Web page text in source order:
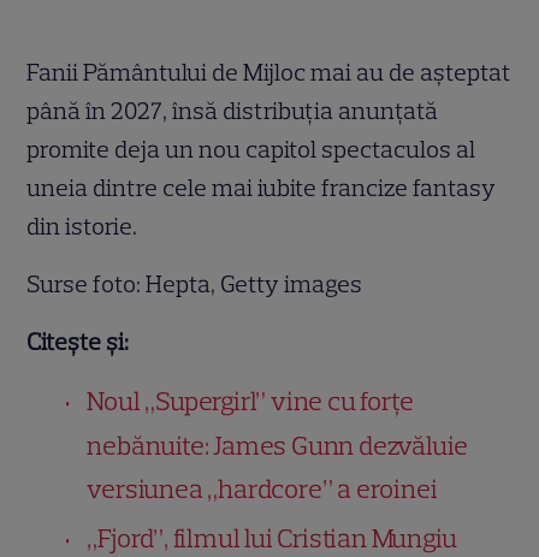
Fanii Pământului de Mijloc mai au de așteptat
până în 2027, însă distribuția anunțată
promite deja un nou capitol spectaculos al
uneia dintre cele mai iubite francize fantasy
din istorie.
Surse foto: Hepta, Getty images
Citește și:
Noul „Supergirl” vine cu forțe
nebănuite: James Gunn dezvăluie
versiunea „hardcore” a eroinei
„Fjord”, filmul lui Cristian Mungiu